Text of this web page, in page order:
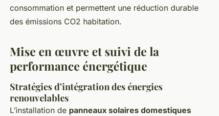
consommation et permettent une réduction durable
des émissions CO2 habitation.
Mise en œuvre et suivi de la
performance énergétique
Stratégies d’intégration des énergies
renouvelables
L’installation de panneaux solaires domestiques